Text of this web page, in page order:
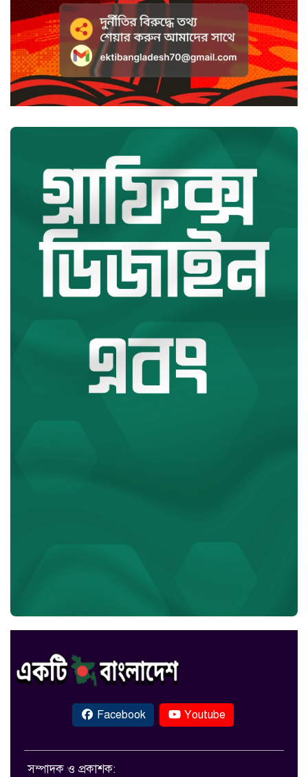
Facebook Youtube
সম্পাদক ও প্রকাশক: